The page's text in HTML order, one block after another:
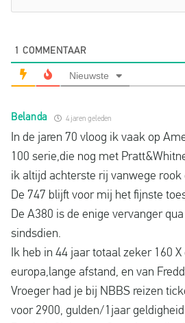
1 COMMENTAAR
Nieuwste
Belanda 4 jaren geleden
In de jaren 70 vloog ik vaak op
100 serie,die nog met
ik altijd achterste rij vanwege rook
De 747 blijft voor mij het fijnste
De A380 is de enige vervanger
sindsdien.
Ik heb in 44 jaar totaal zeker 160
europa,lange afstand, en van
Vroeger had je bij NBBS reizen
voor 2900, gulden/1jaar